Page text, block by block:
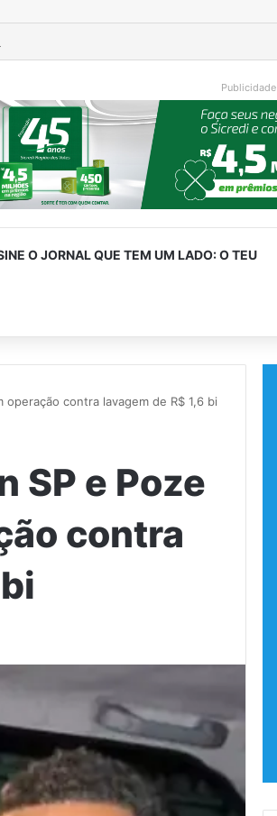
Publicidade
O JORNAL QUE TEM UM LADO: O TEU
operação contra lavagem de R$ 1,6 bi
SP e Poze
contra